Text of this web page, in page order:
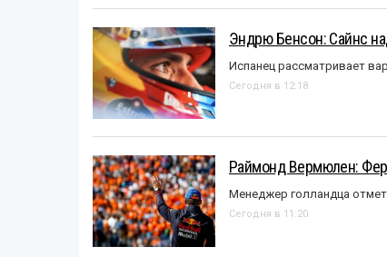
Эндрю Бенсон: Сайнс
Испанец рассматривает
Сегодня в 12:18
Раймонд Вермюлен:
Менеджер голландца
Сегодня в 11:20